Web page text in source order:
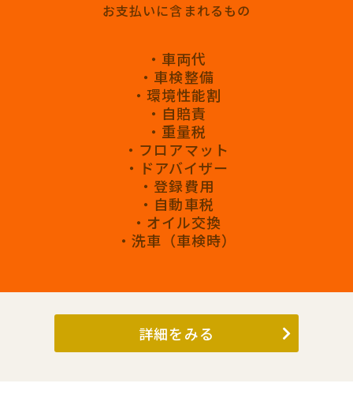
お支払いに含まれるもの
・車両代
・車検整備
・環境性能割
・自賠責
・重量税
・フロアマット
・ドアバイザー
・登録費用
・自動車税
・オイル交換
・洗車（車検時）
詳細をみる